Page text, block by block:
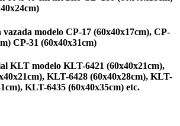
modelo CP-17 (60x40x17cm), CP-
CP-31 (60x40x31cm)
KLT modelo KLT-6421 (60x40x21cm),
, KLT-6428 (60x40x28cm), KLT-
KLT-6435 (60x40x35cm) etc.